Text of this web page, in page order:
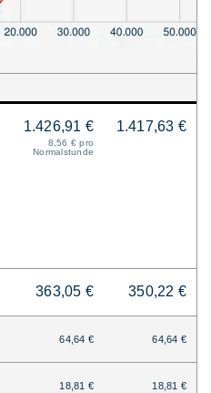
1.426,91 €
8,56 € pro
Normalstunde
1.417,63 €
363,05 € 350,22 €
64,64 € 64,64 €
18,81 € 18,81 €